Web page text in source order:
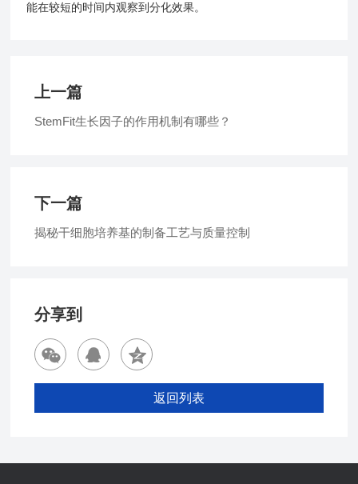
能在较短的时间内观察到分化效果。
上一篇
StemFit生长因子的作用机制有哪些？
下一篇
揭秘干细胞培养基的制备工艺与质量控制
分享到
返回列表